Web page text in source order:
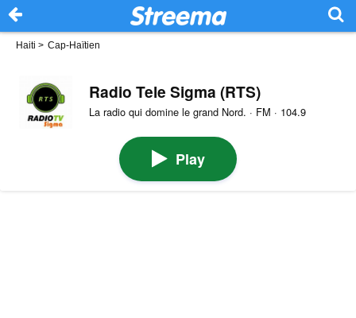
Haiti > Cap-Haïtien
Radio Tele Sigma (RTS)
La radio qui domine le grand Nord. · FM · 104.9
Play